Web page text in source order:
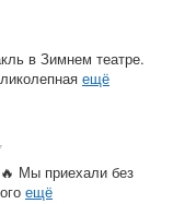
в Зимнем театре.
ещё
Мы приехали без
ещё